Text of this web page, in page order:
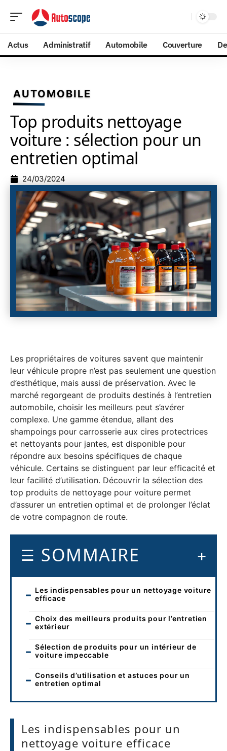
Actus Administratif Automobile Couverture
AUTOMOBILE
Top produits nettoyage
voiture : sélection pour un
entretien optimal
24/03/2024
Les propriétaires de voitures savent que maintenir
leur véhicule propre n’est pas seulement une question
d’esthétique, mais aussi de préservation. Avec le
marché regorgeant de produits destinés à l’entretien
automobile, choisir les meilleurs peut s’avérer
complexe. Une gamme étendue, allant des
shampoings pour carrosserie aux cires protectrices
et nettoyants pour jantes, est disponible pour
répondre aux besoins spécifiques de chaque
véhicule. Certains se distinguent par leur efficacité et
leur facilité d’utilisation. Découvrir la sélection des
top produits de nettoyage pour voiture permet
d’assurer un entretien optimal et de prolonger l’éclat
de votre compagnon de route.
SOMMAIRE
Les indispensables pour un nettoyage voiture
efficace
Choix des meilleurs produits pour l’entretien
extérieur
Sélection de produits pour un intérieur de
voiture impeccable
Conseils d’utilisation et astuces pour un
entretien optimal
Les indispensables pour un
nettoyage voiture efficace